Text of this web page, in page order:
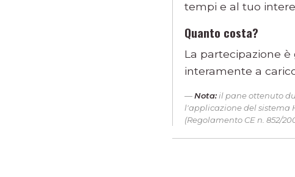
tempi e al tuo
Quanto costa?
La partecipazione
interamente a
Nota: il pane ottenuto
l'applicazione del sistema
(Regolamento CE n. 852/